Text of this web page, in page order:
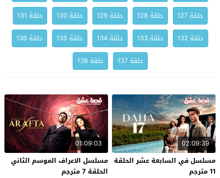
حلقة 127
حلقة 128 حلقة 129 حلقة 130
حلقة 131
حلقة 132
حلقة 133 حلقة 134 حلقة 135
حلقة 136
حلقة 137
حلقة 138
02:09:39
مسلسل في السابعة عشر الحلقة
11 مترجم
01:09:03
مسلسل الاعراف الموسم الثاني
الحلقة 7 مترجم